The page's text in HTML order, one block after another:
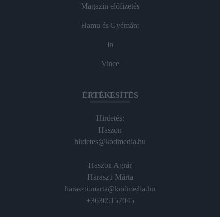
Magazin-előfizetés
Hamu és Gyémánt
In
Vince
ÉRTÉKESÍTÉS
Hirdetés:
Haszon
hirdetes@kodmedia.hu
Haszon Agrár
Haraszti Márta
haraszti.marta@kodmedia.hu
+36305157045